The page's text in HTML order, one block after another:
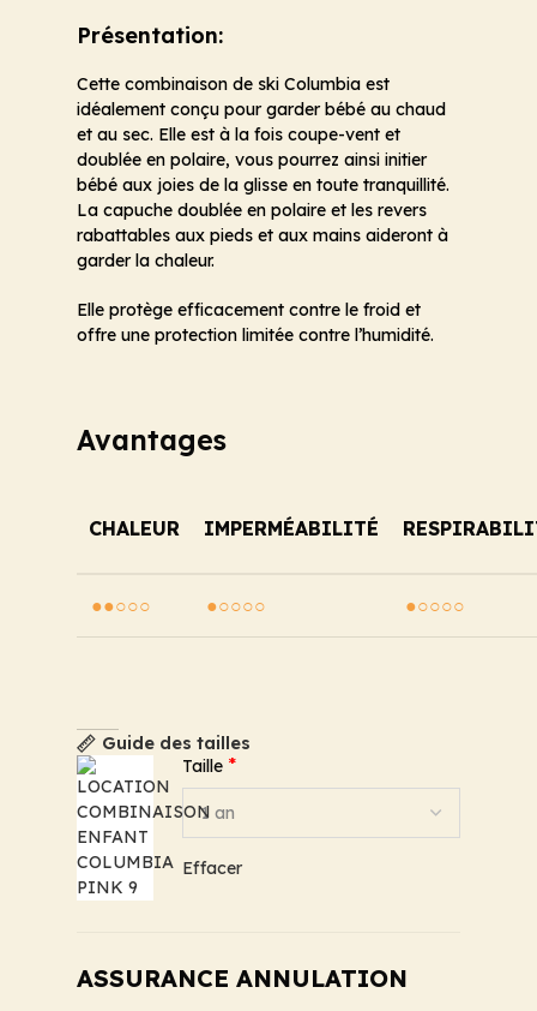
Présentation:
Cette combinaison de ski Columbia est
idéalement conçu pour garder bébé au chaud
et au sec. Elle est à la fois coupe-vent et
doublée en polaire, vous pourrez ainsi initier
bébé aux joies de la glisse en toute tranquillité.
La capuche doublée en polaire et les revers
rabattables aux pieds et aux mains aideront à
garder la chaleur.
Elle protège efficacement contre le froid et
offre une protection limitée contre l’humidité.
Avantages
CHALEUR IMPERMÉABILITÉ
●●○○○ ●○○○○ ●○○○○
Guide des tailles
Taille *
Effacer
ASSURANCE ANNULATION